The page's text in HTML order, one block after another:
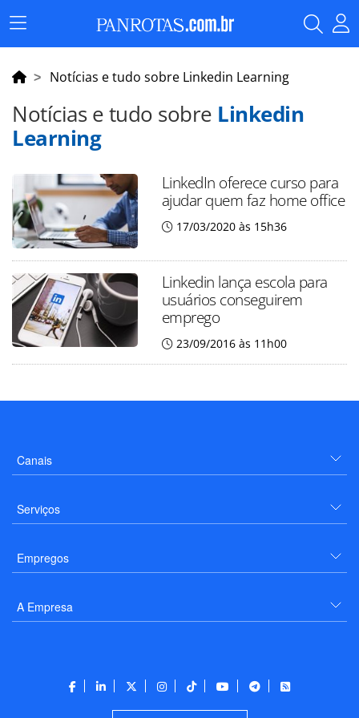
Menu
Principal
Notícias e tudo sobre Linkedin Learning
Notícias e tudo sobre Linkedin
Learning
LinkedIn oferece curso para
ajudar quem faz home office
17/03/2020 às 15h36
Linkedin lança escola para
usuários conseguirem
emprego
23/09/2016 às 11h00
Canais
Serviços
Empregos
A Empresa